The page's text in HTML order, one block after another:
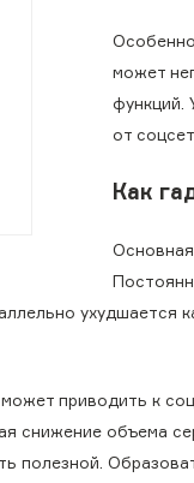
может
функций.
от
Как
ухудшается
приводить к
снижение объема
полезной.